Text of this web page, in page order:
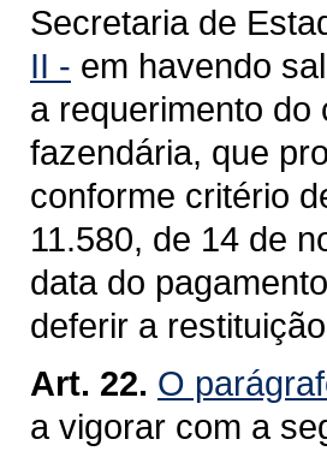
Secretaria de
II - em havendo
a requerimento do
fazendária, que
conforme critério
11.580, de 14 de
data do
deferir a
Art. 22. O
a vigorar com a